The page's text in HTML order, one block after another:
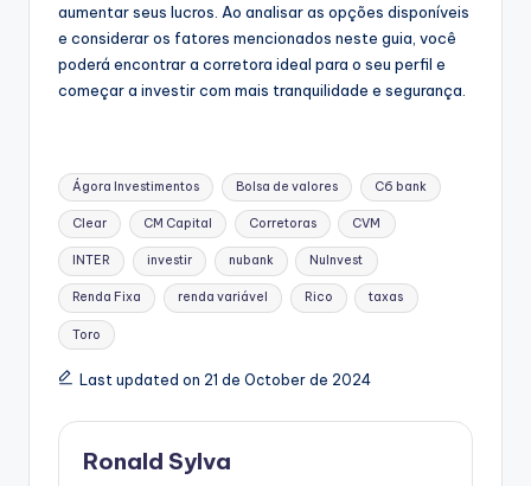
aumentar seus lucros. Ao analisar as opções disponíveis
e considerar os fatores mencionados neste guia, você
poderá encontrar a corretora ideal para o seu perfil e
começar a investir com mais tranquilidade e segurança.
Tags:
Ágora Investimentos Bolsa de valores C6 bank
Clear CM Capital Corretoras CVM
INTER investir nubank NuInvest
Renda Fixa renda variável Rico taxas
Toro
Last updated on 21 de October de 2024
Ronald Sylva